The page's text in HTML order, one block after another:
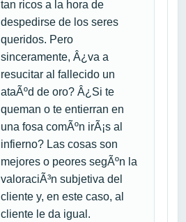
tan ricos a la hora de
despedirse de los seres
queridos. Pero
sinceramente, Â¿va a
resucitar al fallecido un
ataÃºd de oro? Â¿Si te
queman o te entierran en
una fosa comÃºn irÃ¡s al
infierno? Las cosas son
mejores o peores segÃºn la
valoraciÃ³n subjetiva del
cliente y, en este caso, al
cliente le da igual.